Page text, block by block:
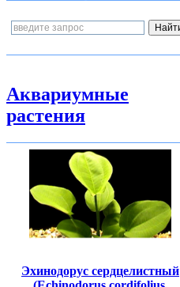
Аквариумные
растения
Эхинодорус сердцелистный